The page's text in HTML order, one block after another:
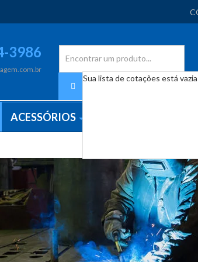
3986
Sua lista de cotações está
ACESSÓRIOS